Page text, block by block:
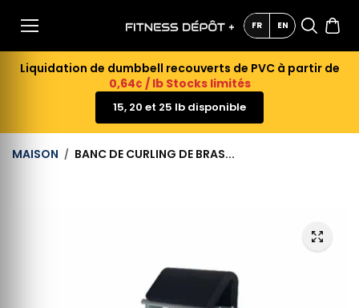
CONTE
NU FR EN
Liquidation de dumbbell recouverts de PVC à partir de
0,64¢ / lb Stocks limités
15, 20 et 25 lb disponible
MAISON BANC DE CURLING DE BRAS...